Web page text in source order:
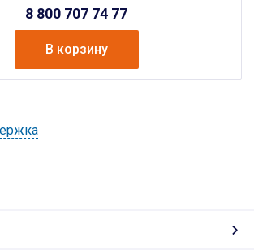
8 800 707 74 77
В корзину